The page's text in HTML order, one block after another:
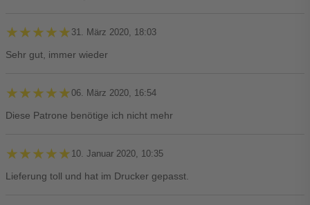
★★★★★
★★★★★ 31. März 2020, 18:03
Sehr gut, immer wieder
★★★★★
★★★★★06. März 2020, 16:54
Diese Patrone benötige ich nicht mehr
★★★★★
★★★★★ 10. Januar 2020, 10:35
Lieferung toll und hat im Drucker gepasst.